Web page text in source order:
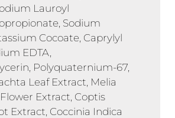
Lauroyl
Sodium
Cocoate, Caprylyl
EDTA,
Polyquaternium-67,
Leaf Extract, Melia
Extract, Coptis
Extract, Coccinia Indica